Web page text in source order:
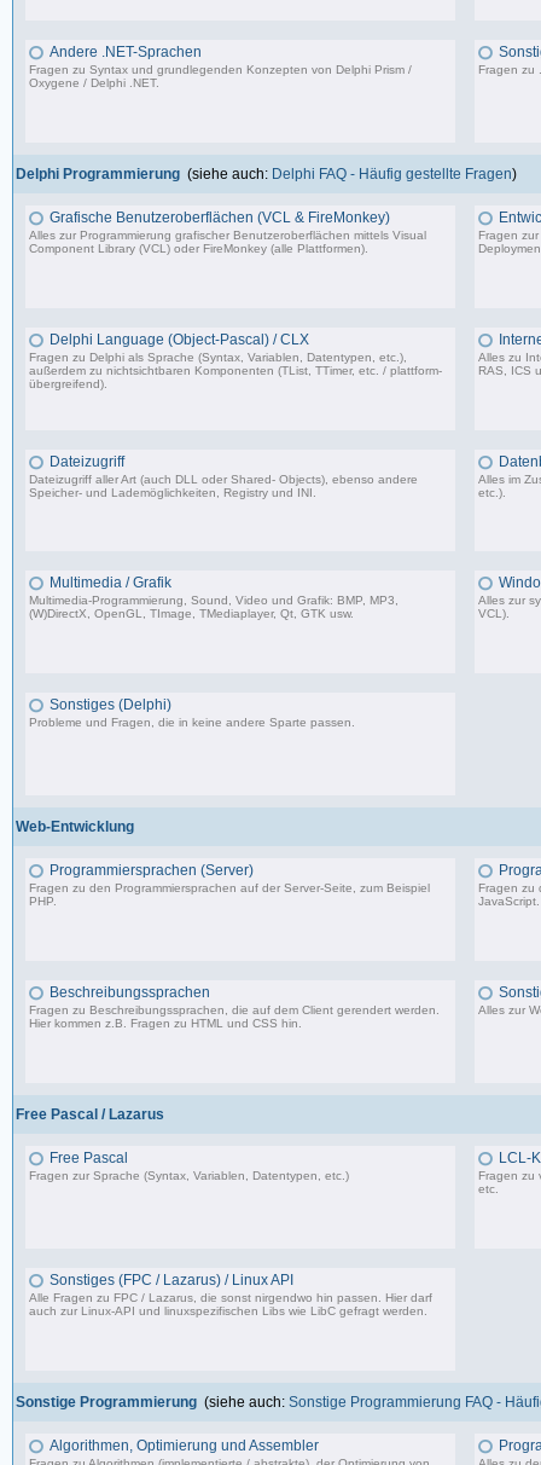
Andere .NET-Sprachen
Fragen zu Syntax und grundlegenden Konzepten von Delphi Prism /
Oxygene / Delphi .NET.
Fragen zu
Delphi Programmierung (siehe auch: Delphi FAQ - Häufig gestellte Fragen)
Grafische Benutzeroberflächen (VCL & FireMonkey)
Alles zur Programmierung grafischer Benutzeroberflächen mittels Visual
Component Library (VCL) oder FireMonkey (alle Plattformen).
Fragen
Delphi Language (Object-Pascal) / CLX
Fragen zu Delphi als Sprache (Syntax, Variablen, Datentypen, etc.),
außerdem zu nichtsichtbaren Komponenten (TList, TTimer, etc. / plattform-
übergreifend).
Alles zu
RAS, ICS
Dateizugriff
Dateizugriff aller Art (auch DLL oder Shared- Objects), ebenso andere
Speicher- und Lademöglichkeiten, Registry und INI.
Alles im
etc.).
Multimedia / Grafik
Multimedia-Programmierung, Sound, Video und Grafik: BMP, MP3,
(W)DirectX, OpenGL, TImage, TMediaplayer, Qt, GTK usw.
Alles zur
VCL).
Sonstiges (Delphi)
Probleme und Fragen, die in keine andere Sparte passen.
Web-Entwicklung
Programmiersprachen (Server)
Fragen zu den Programmiersprachen auf der Server-Seite, zum Beispiel
PHP.
Fragen zu
JavaScript.
Beschreibungssprachen
Fragen zu Beschreibungssprachen, die auf dem Client gerendert werden.
Hier kommen z.B. Fragen zu HTML und CSS hin.
Alles zur
Free Pascal / Lazarus
Free Pascal
Fragen zur Sprache (Syntax, Variablen, Datentypen, etc.)
LCL-
Fragen zu
etc.
Sonstiges (FPC / Lazarus) / Linux API
Alle Fragen zu FPC / Lazarus, die sonst nirgendwo hin passen. Hier darf
auch zur Linux-API und linuxspezifischen Libs wie LibC gefragt werden.
Sonstige Programmierung (siehe auch: Sonstige Programmierung FAQ -
Algorithmen, Optimierung und Assembler